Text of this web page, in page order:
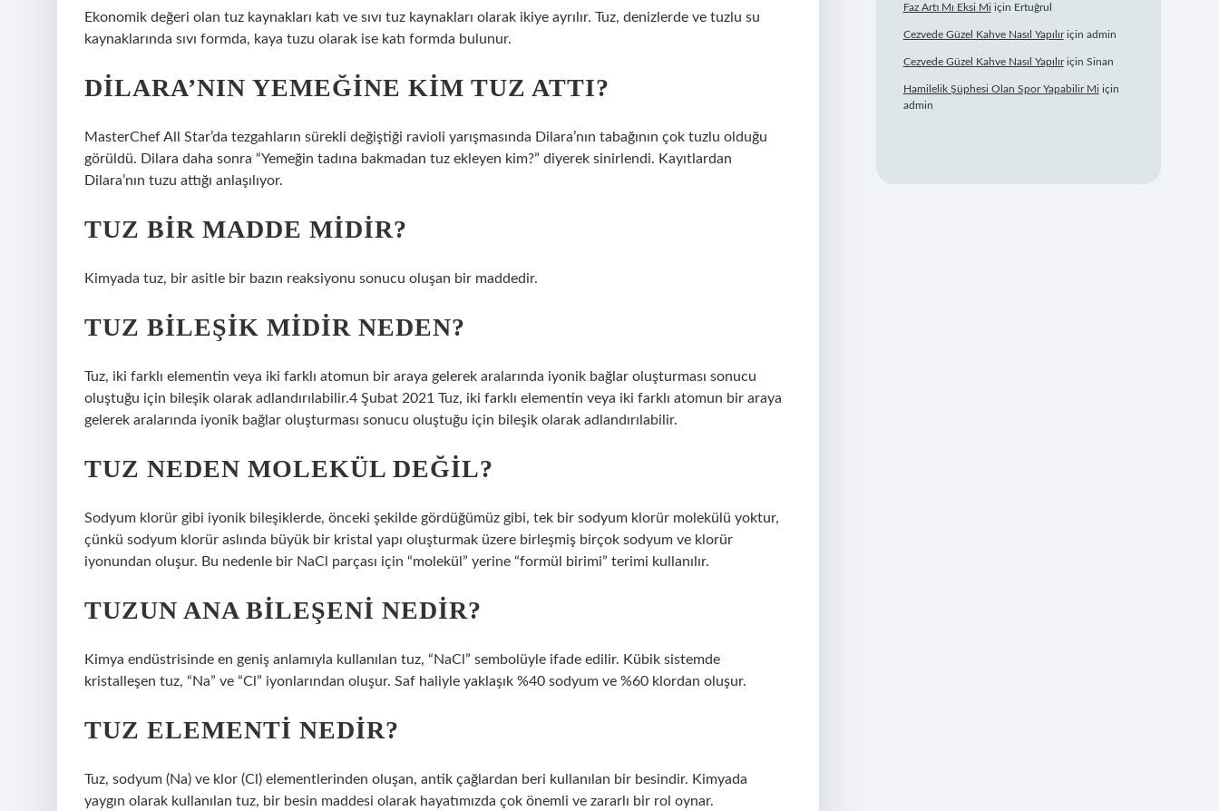
Ekonomik değeri olan tuz kaynakları katı ve sıvı tuz kaynakları olarak ikiye ayrılır. Tuz, denizlerde ve tuzlu su
kaynaklarında sıvı formda, kaya tuzu olarak ise katı formda bulunur.
DILARA’NIN YEMEĞINE KIM TUZ ATTI?
MasterChef All Star’da tezgahların sürekli değiştiği ravioli yarışmasında Dilara’nın tabağının çok tuzlu olduğu
görüldü. Dilara daha sonra “Yemeğin tadına bakmadan tuz ekleyen kim?” diyerek sinirlendi. Kayıtlardan
Dilara’nın tuzu attığı anlaşılıyor.
TUZ BIR MADDE MIDIR?
Kimyada tuz, bir asitle bir bazın reaksiyonu sonucu oluşan bir maddedir.
TUZ BILEŞIK MIDIR NEDEN?
Tuz, iki farklı elementin veya iki farklı atomun bir araya gelerek aralarında iyonik bağlar oluşturması sonucu
oluştuğu için bileşik olarak adlandırılabilir.4 Şubat 2021 Tuz, iki farklı elementin veya iki farklı atomun bir araya
gelerek aralarında iyonik bağlar oluşturması sonucu oluştuğu için bileşik olarak adlandırılabilir.
TUZ NEDEN MOLEKÜL DEĞIL?
Sodyum klorür gibi iyonik bileşiklerde, önceki şekilde gördüğümüz gibi, tek bir sodyum klorür molekülü yoktur,
çünkü sodyum klorür aslında büyük bir kristal yapı oluşturmak üzere birleşmiş birçok sodyum ve klorür
iyonundan oluşur. Bu nedenle bir NaCl parçası için “molekül” yerine “formül birimi” terimi kullanılır.
TUZUN ANA BILEŞENI NEDIR?
Kimya endüstrisinde en geniş anlamıyla kullanılan tuz, “NaCl” sembolüyle ifade edilir. Kübik sistemde
kristalleşen tuz, “Na” ve “Cl” iyonlarından oluşur. Saf haliyle yaklaşık %40 sodyum ve %60 klordan oluşur.
TUZ ELEMENTI NEDIR?
Tuz, sodyum (Na) ve klor (Cl) elementlerinden oluşan, antik çağlardan beri kullanılan bir besindir. Kimyada
yaygın olarak kullanılan tuz, bir besin maddesi olarak hayatımızda çok önemli ve zararlı bir rol oynar.
Faz Artı Mı Eksi Mi için Ertuğrul
Cezvede Güzel Kahve Nasıl Yapılıriçin admin
Cezvede Güzel Kahve Nasıl Yapılıriçin Sinan
Hamilelik Şüphesi Olan Spor Yapabilir Mi için
admin